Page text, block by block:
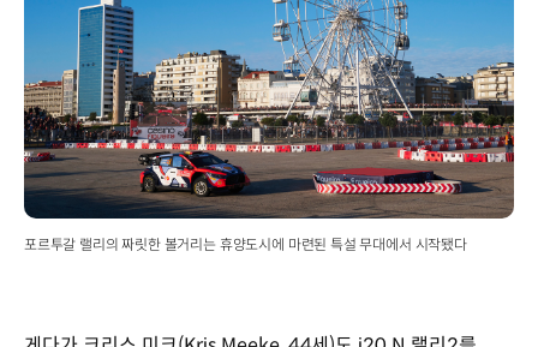
포르투갈 랠리의 짜릿한 볼거리는 휴양도시에 마련된 특설 무대에서 시작됐다